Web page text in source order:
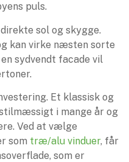
puls.
sol og skygge.
kan virke næsten sorte
sydvendt facade vil
Et klassisk og
i mange år og
Ved at vælge
som træ/alu vinduer, får
som er